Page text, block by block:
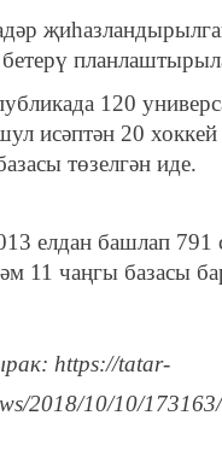
бетерү
120
исәптән 20
төзелгән иде.
елдан башлап 791
11 чаңгы базасы
https://tatar-
2018/10/10/173163/